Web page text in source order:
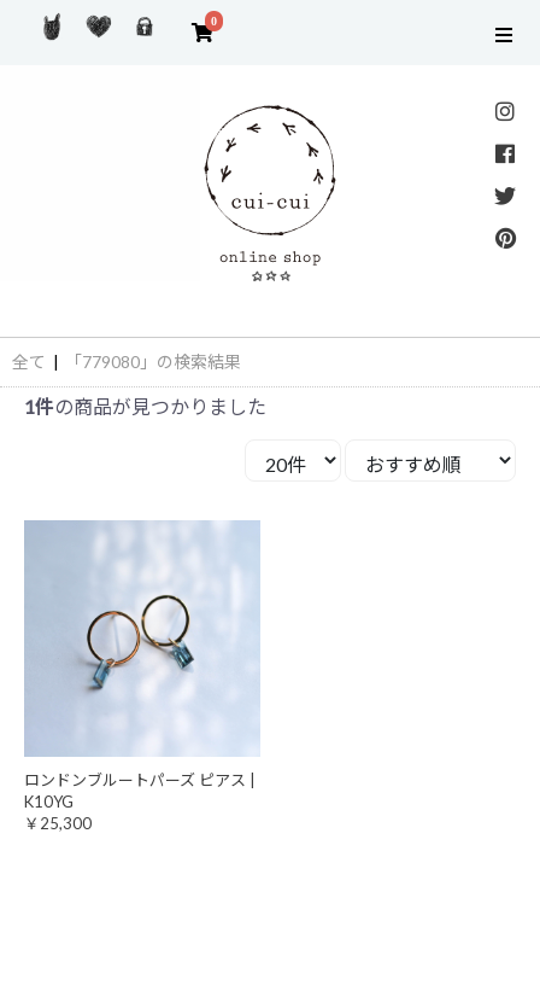
0
全て | 「779080」の検索結果
1件の商品が見つかりました
ロンドンブルートパーズ ピアス |
K10YG
￥25,300